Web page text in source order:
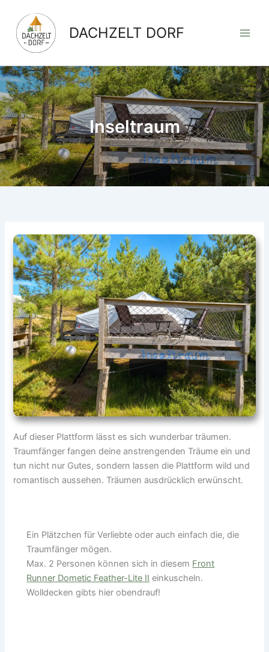
Inhalt
springen
DACHZELT DORF
Inseltraum
Auf dieser Plattform lässt es sich wunderbar träumen.
Traumfänger fangen deine anstrengenden Träume ein und
tun nicht nur Gutes, sondern lassen die Plattform wild und
romantisch aussehen. Träumen ausdrücklich erwünscht.
Ein Plätzchen für Verliebte oder auch einfach die, die
Traumfänger mögen.
Max. 2 Personen können sich in diesem Front
Runner Dometic Feather-Lite II einkuscheln.
Wolldecken gibts hier obendrauf!